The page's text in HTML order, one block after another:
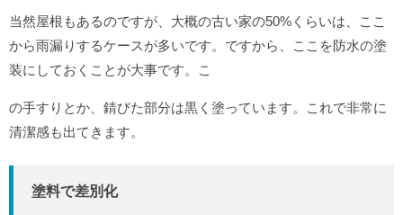
当然屋根もあるのですが、大概の古い家の50%くらいは、ここ
から雨漏りするケースが多いです。ですから、ここを防水の塗
装にしておくことが大事です。こ
の手すりとか、錆びた部分は黒く塗っています。これで非常に
清潔感も出てきます。
塗料で差別化